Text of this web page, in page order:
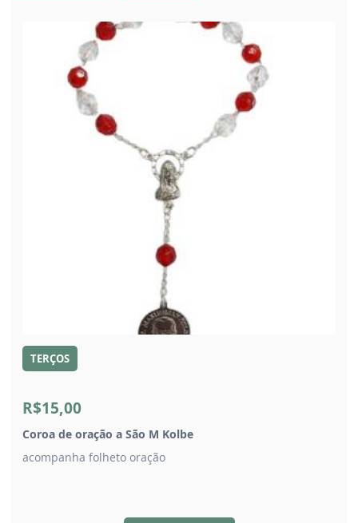
TERÇOS
R$15,00
Coroa de oração a São M Kolbe
acompanha folheto oração